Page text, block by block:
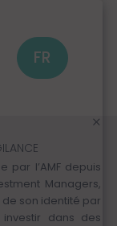
FR
par l’AMF depuis
Managers,
de son identité par
dans des